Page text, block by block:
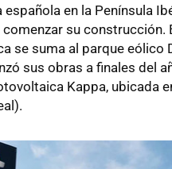
española en la Península
su construcción.
se suma al parque eólico
sus obras a finales del
Kappa, ubicada